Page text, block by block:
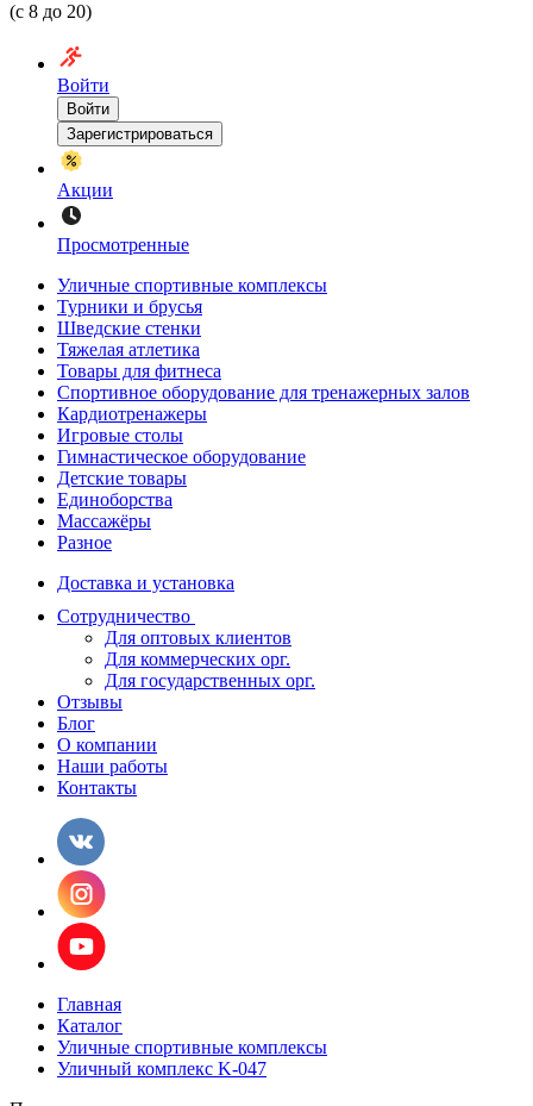
(с 8 до 20)
Войти
Войти
Зарегистрироваться
Акции
Просмотренные
Уличные спортивные комплексы
Турники и брусья
Шведские стенки
Тяжелая атлетика
Товары для фитнеса
Спортивное оборудование для тренажерных залов
Кардиотренажеры
Игровые столы
Гимнастическое оборудование
Детские товары
Единоборства
Массажёры
Разное
Доставка и установка
Сотрудничество
Для оптовых клиентов
Для коммерческих орг.
Для государственных орг.
Отзывы
Блог
О компании
Наши работы
Контакты
Главная
Каталог
Уличные спортивные комплексы
Уличный комплекс K-047